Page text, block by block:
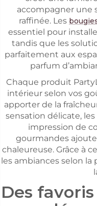
accompagner une
raffinée. Les
essentiel pour
tandis que les
parfaitement aux
parfum
Chaque produit
intérieur selon vos
apporter de la
sensation délicate,
impression de
gourmandes
chaleureuse. Grâce à
les ambiances selon la
Des